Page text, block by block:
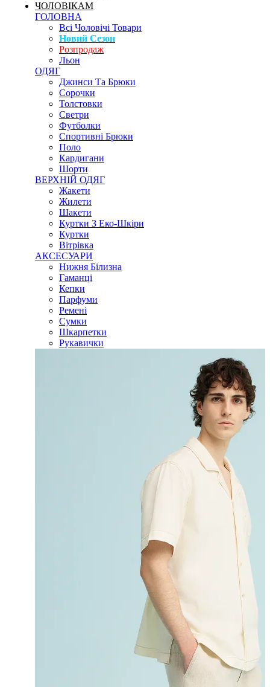
ЧОЛОВІКАМ
ГОЛОВНА
Всі Чоловічі Товари
Новий Сезон
Розпродаж
Льон
ОДЯГ
Джинси Та Брюки
Сорочки
Толстовки
Светри
Футболки
Спортивні Брюки
Поло
Кардигани
Шорти
ВЕРХНІЙ ОДЯГ
Жакети
Жилети
Шакети
Куртки З Еко-Шкіри
Куртки
Вітрівка
АКСЕСУАРИ
Нижня Білизна
Гаманці
Кепки
Парфуми
Ремені
Сумки
Шкарпетки
Рукавички